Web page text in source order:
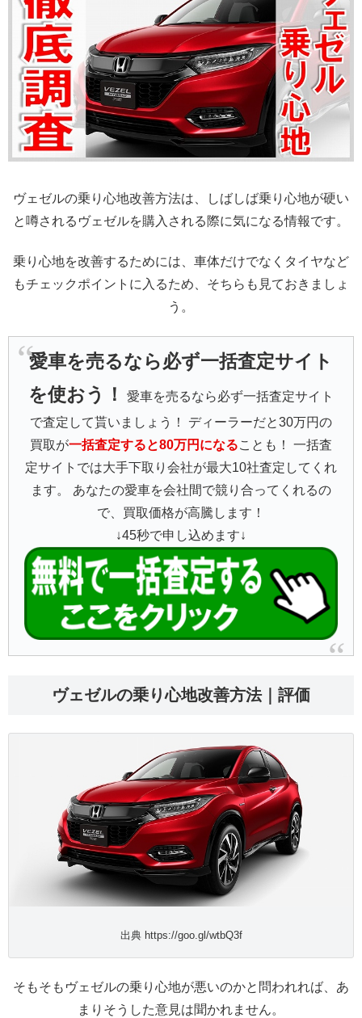
ヴェゼルの乗り心地改善方法は、しばしば乗り心地が硬い
と噂されるヴェゼルを購入される際に気になる情報です。
乗り心地を改善するためには、車体だけでなくタイヤなど
もチェックポイントに入るため、そちらも見ておきましょ
う。
愛車を売るなら必ず一括査定サイト
を使おう！
愛車を売るなら必ず一括査定サイト
で査定して貰いましょう！ ディーラーだと30万円の
買取が一括査定すると80万円になることも！ 一括査
定サイトでは大手下取り会社が最大10社査定してくれ
ます。 あなたの愛車を会社間で競り合ってくれるの
で、買取価格が高騰します！
↓45秒で申し込めます↓
ヴェゼルの乗り心地改善方法｜評価
出典 https://goo.gl/wtbQ3f
そもそもヴェゼルの乗り心地が悪いのかと問われれば、あ
まりそうした意見は聞かれません。